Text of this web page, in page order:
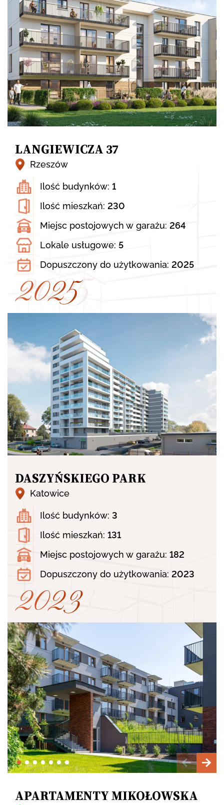
OFERTA
O FIRMIE
PORTFOLIO
AKTUALNOŚCI
KONTAKT
STREFA KLIENTA
Rzeszów
LANGIEWICZA 37
Ilość budynków: 1
Ilość mieszkań: 230
Miejsc postojowych w garażu: 264
Lokale usługowe: 5
Dopuszczony do użytkowania: 2025
2025
2025
Katowice
DASZYŃSKIEGO PARK
Ilość budynków: 3
Ilość mieszkań: 131
Miejsc postojowych w garażu: 182
Dopuszczony do użytkowania: 2023
2023
2023
APARTAMENTY MIKOŁOWSKA